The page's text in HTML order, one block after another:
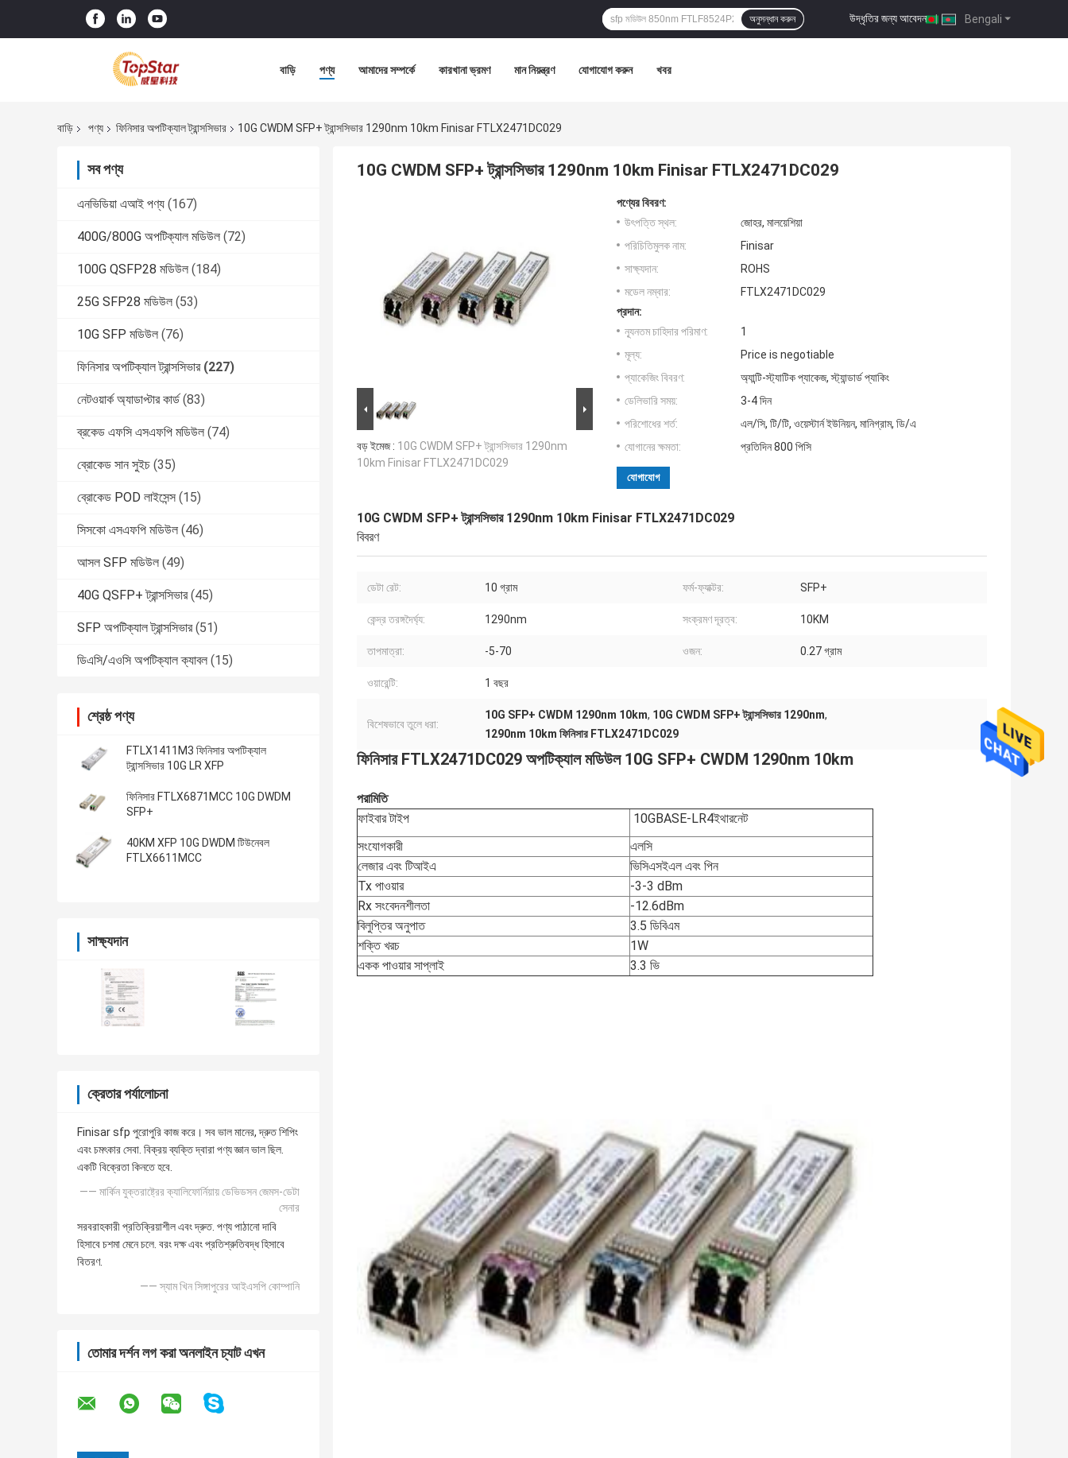
Bengali
উদ্ধৃতির জন্য আবেদন |
অনুসন্ধান করুন
বাড়ি পণ্য আমাদের সম্পর্কে কারখানা ভ্রমণ মান নিয়ন্ত্রণ যোগাযোগ করুন খবর
বাড়ি পণ্য ফিনিসার অপটিক্যাল ট্রান্সসিভার 10G CWDM SFP+ ট্রান্সসিভার 1290nm 10km Finisar FTLX2471DC029
সব পণ্য
এনভিডিয়া এআই পণ্য (167)
400G/800G অপটিক্যাল মডিউল (72)
100G QSFP28 মডিউল (184)
25G SFP28 মডিউল (53)
10G SFP মডিউল (76)
ফিনিসার অপটিক্যাল ট্রান্সসিভার (227)
নেটওয়ার্ক অ্যাডাপ্টার কার্ড (83)
ব্রকেড এফসি এসএফপি মডিউল (74)
ব্রোকেড সান সুইচ (35)
ব্রোকেড POD লাইসেন্স (15)
সিসকো এসএফপি মডিউল (46)
আসল SFP মডিউল (49)
40G QSFP+ ট্রান্সসিভার (45)
SFP অপটিক্যাল ট্রান্সসিভার (51)
ডিএসি/এওসি অপটিক্যাল ক্যাবল (15)
শ্রেষ্ঠ পণ্য
FTLX1411M3 ফিনিসার অপটিক্যাল
ট্রান্সসিভার 10G LR XFP
ফিনিসার FTLX6871MCC 10G DWDM
SFP+
40KM XFP 10G DWDM টিউনেবল
FTLX6611MCC
সাক্ষ্যদান
ক্রেতার পর্যালোচনা
Finisar sfp পুরোপুরি কাজ করে। সব ভাল মানের, দ্রুত শিপিং
এবং চমৎকার সেবা. বিক্রয় ব্যক্তি দ্বারা পণ্য জ্ঞান ভাল ছিল.
একটি বিক্রেতা কিনতে হবে.
—— মার্কিন যুক্তরাষ্ট্রের ক্যালিফোর্নিয়ায় ডেভিডসন জেমস-ডেটা
সেনার
সরবরাহকারী প্রতিক্রিয়াশীল এবং দ্রুত. পণ্য পাঠানো দাবি
হিসাবে চশমা মেনে চলে. বরং দক্ষ এবং প্রতিশ্রুতিবদ্ধ হিসাবে
বিতরণ.
—— স্যাম খিন সিঙ্গাপুরের আইএসপি কোম্পানি
তোমার দর্শন লগ করা অনলাইন চ্যাট এখন
10G CWDM SFP+ ট্রান্সসিভার 1290nm 10km Finisar FTLX2471DC029
বড় ইমেজ : 10G CWDM SFP+ ট্রান্সসিভার 1290nm
10km Finisar FTLX2471DC029
পণ্যের বিবরণ:
উৎপত্তি স্থল:
জোহর, মালয়েশিয়া
পরিচিতিমুলক নাম:
Finisar
সাক্ষ্যদান:
ROHS
মডেল নম্বার:
FTLX2471DC029
প্রদান:
ন্যূনতম চাহিদার পরিমাণ:
1
মূল্য:
Price is negotiable
প্যাকেজিং বিবরণ:
অ্যান্টি-স্ট্যাটিক প্যাকেজ, স্ট্যান্ডার্ড প্যাকিং
ডেলিভারি সময়:
3-4 দিন
পরিশোধের শর্ত:
এল/সি, টি/টি, ওয়েস্টার্ন ইউনিয়ন, মানিগ্রাম, ডি/এ
যোগানের ক্ষমতা:
প্রতিদিন 800 পিসি
যোগাযোগ
10G CWDM SFP+ ট্রান্সসিভার 1290nm 10km Finisar FTLX2471DC029
বিবরণ
ডেটা রেট: 10 গ্রাম ফর্ম-ফ্যাক্টর: SFP+
কেন্দ্র তরঙ্গদৈর্ঘ্য: 1290nm সংক্রমণ দূরত্ব: 10KM
তাপমাত্রা: -5-70 ওজন: 0.27 গ্রাম
ওয়ারেন্টি: 1 বছর
বিশেষভাবে তুলে ধরা:
10G SFP+ CWDM 1290nm 10km, 10G CWDM SFP+ ট্রান্সসিভার 1290nm,
1290nm 10km ফিনিসার FTLX2471DC029
ফিনিসার FTLX2471DC029 অপটিক্যাল মডিউল 10G SFP+ CWDM 1290nm 10km
পরামিতি
ফাইবার টাইপ 10GBASE-LR4ইথারনেট
সংযোগকারী
এলসি
লেজার এবং টিআইএ
ভিসিএসইএল এবং পিন
Tx পাওয়ার
-3-3 dBm
Rx সংবেদনশীলতা
-12.6dBm
বিলুপ্তির অনুপাত
3.5 ডিবিএম
শক্তি খরচ
1W
একক পাওয়ার সাপ্লাই
3.3 ভি